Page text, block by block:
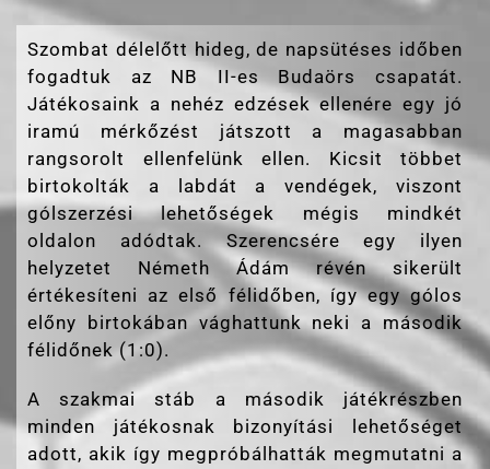
Szombat délelőtt hideg, de napsütéses időben
fogadtuk az NB II-es Budaörs csapatát.
Játékosaink a nehéz edzések ellenére egy jó
iramú mérkőzést játszott a magasabban
rangsorolt ellenfelünk ellen. Kicsit többet
birtokolták a labdát a vendégek, viszont
gólszerzési lehetőségek mégis mindkét
oldalon adódtak. Szerencsére egy ilyen
helyzetet Németh Ádám révén sikerült
értékesíteni az első félidőben, így egy gólos
előny birtokában vághattunk neki a második
félidőnek (1:0).
A szakmai stáb a második játékrészben
minden játékosnak bizonyítási lehetőséget
adott, akik így megpróbálhatták megmutatni a